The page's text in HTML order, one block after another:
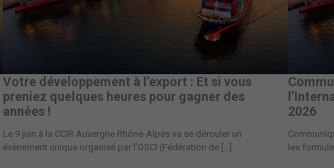
Votre développement à l’export : Et si vous
preniez quelques heures pour gagner des
années !
Le 9 juin à la CCIR Auvergne Rhône-Alpes va se dérouler un
évènement unique organisé par l’OSCI (Fédération de [...]
2026
les